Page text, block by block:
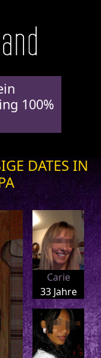
100%
DATES IN
Carie
33 Jahre